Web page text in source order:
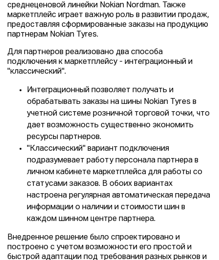
среднеценовой линейки Nokian Nordman. Также
маркетплейс играет важную роль в развитии продаж,
предоставляя сформированные заказы на продукцию
партнерам Nokian Tyres.
Для партнеров реализовано два способа
подключения к маркетплейсу - интеграционный и
"классический".
Интеграционный позволяет получать и
обрабатывать заказы на шины Nokian Tyres в
учетной системе розничной торговой точки, что
дает возможность существенно экономить
ресурсы партнеров.
"Классический" вариант подключения
подразумевает работу персонала партнера в
личном кабинете маркетплейса для работы со
статусами заказов. В обоих вариантах
настроена регулярная автоматическая передача
информации о наличии и стоимости шин в
каждом шинном центре партнера.
Внедренное решение было спроектировано и
построено с учетом возможности его простой и
быстрой адаптации под требования разных рынков и